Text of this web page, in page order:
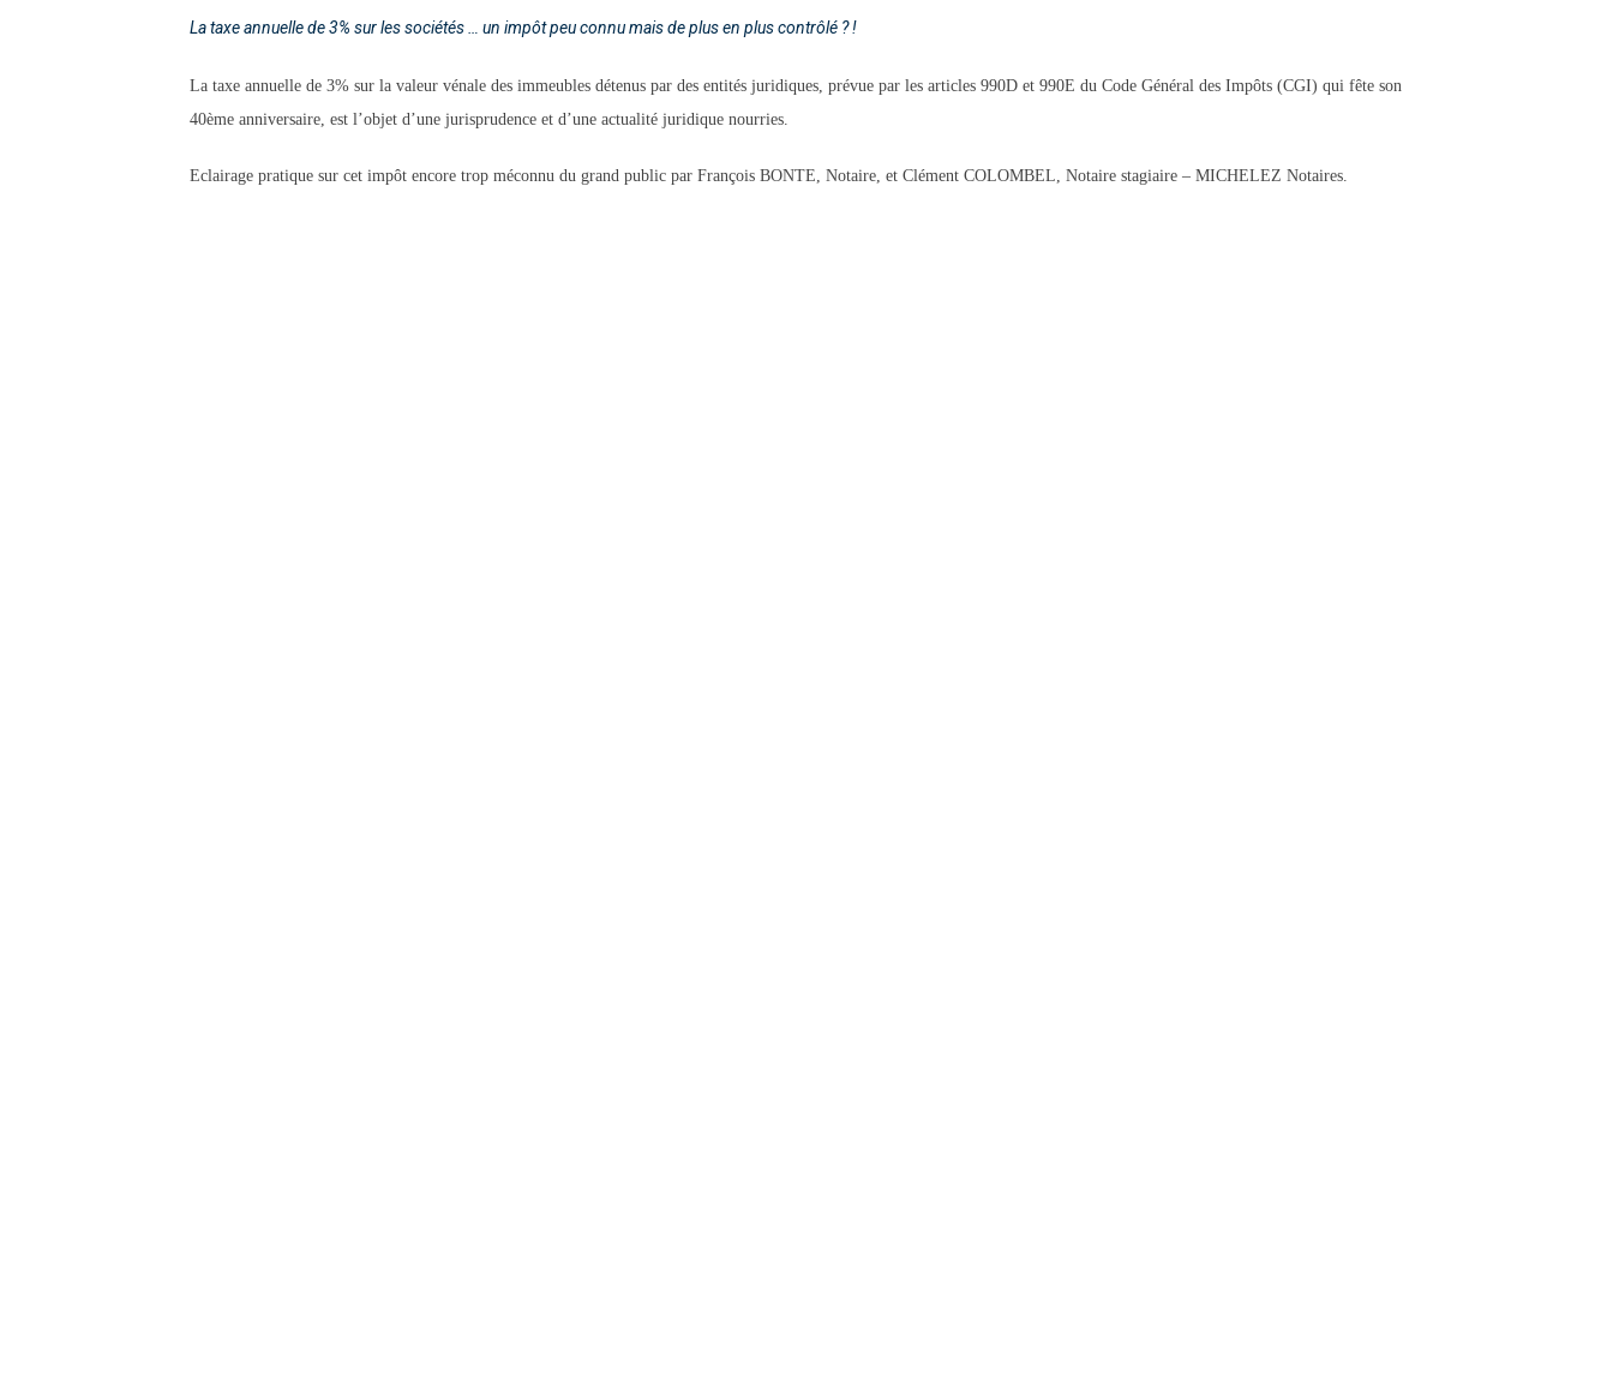
La taxe annuelle de 3% sur les sociétés … un impôt peu connu mais de plus en plus contrôlé ? !
La taxe annuelle de 3% sur la valeur vénale des immeubles détenus par des entités juridiques, prévue par les articles 990D et 990E du Code Général des Impôts (CGI) qui fête son
40ème anniversaire, est l’objet d’une jurisprudence et d’une actualité juridique nourries.
Eclairage pratique sur cet impôt encore trop méconnu du grand public par François BONTE, Notaire, et Clément COLOMBEL, Notaire stagiaire – MICHELEZ Notaires.